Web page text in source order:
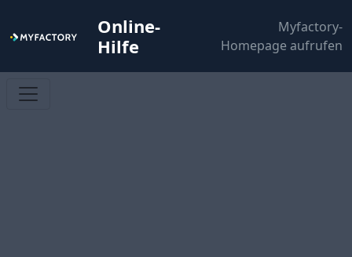
Online-
Hilfe
Myfactory-
Homepage aufrufen